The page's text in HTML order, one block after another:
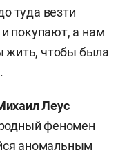
туда везти
покупают, а нам
жить, чтобы была
Леус
феномен
аномальным